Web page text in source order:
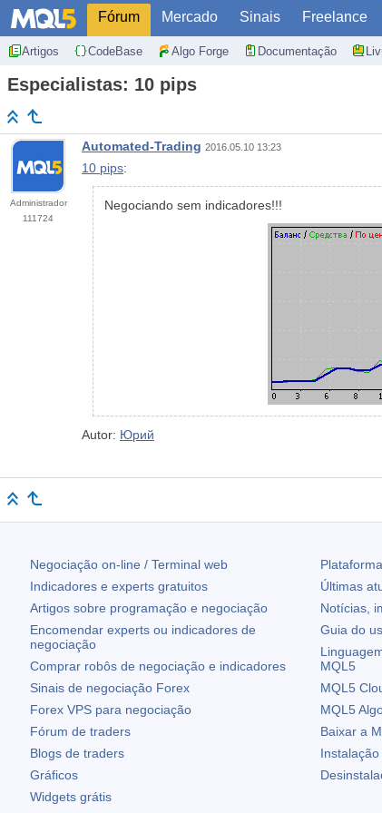
Fórum Mercado Sinais Freelance
Artigos CodeBase Algo Forge Documentação
Especialistas: 10 pips
Administrador
111724
Automated-Trading 2016.05.10 13:23
10 pips:
Negociando sem indicadores!!!
Autor: Юрий
Negociação on-line / Terminal web
Indicadores e experts gratuitos
Artigos sobre programação e negociação
Encomendar experts ou indicadores de
negociação
Comprar robôs de negociação e indicadores
Sinais de negociação Forex
Forex VPS para negociação
Fórum de traders
Blogs de traders
Gráficos
Widgets grátis
Últimas
Notícias,
Guia do
MQL5
MQL5
MQL5
Baixar a